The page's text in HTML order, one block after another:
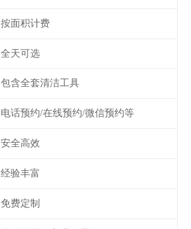
按面积计费
全天可选
包含全套清洁工具
电话预约/在线预约/微信预约等
安全高效
经验丰富
免费定制